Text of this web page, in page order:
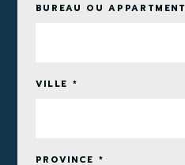
BUREAU OU APPARTMENT
VILLE *
PROVINCE *